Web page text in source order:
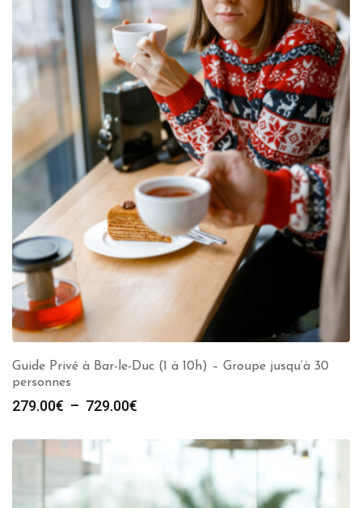
Guide Privé à Bar-le-Duc (1 à 10h) – Groupe jusqu’à 30
personnes
279.00€ – 729.00€
prix :
279.00€
729.00€